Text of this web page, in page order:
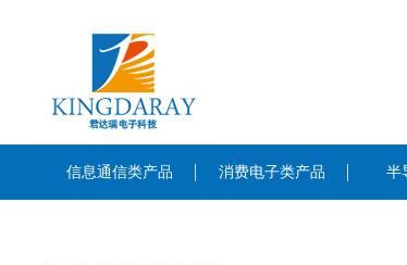
信息通信类产品 消费电子类产品 半